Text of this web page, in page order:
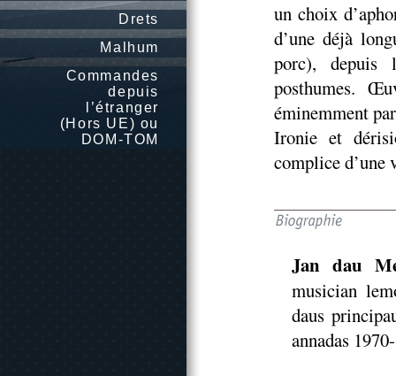
Drets
Malhum
Commandes
depuis
l’étranger
(Hors UE) ou
DOM-TOM
un choix
d’une déjà
porc), depuis
posthumes.
éminemment
Ironie et
complice d’une
Jan dau
musician
daus
annadas